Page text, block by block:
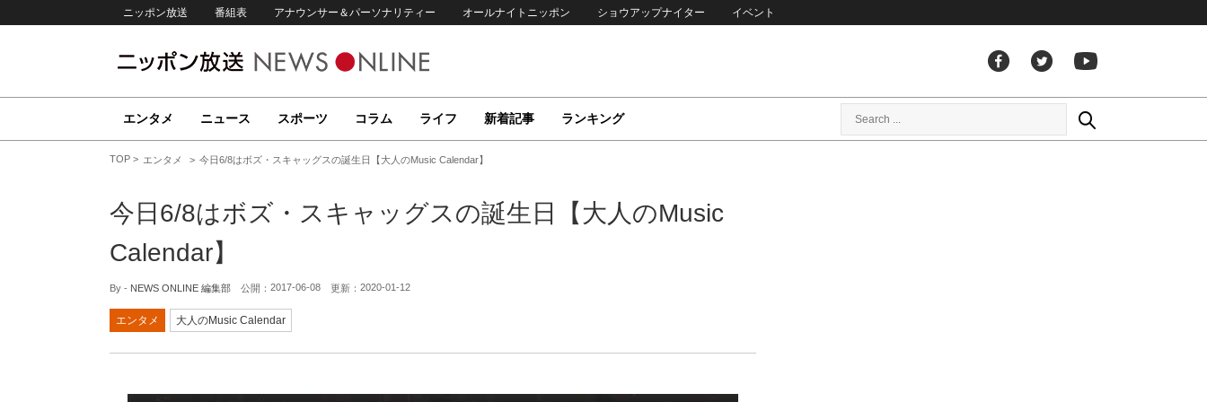
ニッポン放送 番組表 アナウンサー＆パーソナリティー オールナイトニッポン ショウアップナイター イベント
エンタメ ニュース スポーツ コラム ライフ 新着記事 ランキング
TOP エンタメ 今日6/8はボズ・スキャッグスの誕生日【大人のMusic Calendar】
今日6/8はボズ・スキャッグスの誕生日【大人のMusic
Calendar】
By - NEWS ONLINE 編集部 公開： 2017-06-08 更新： 2020-01-12
エンタメ 大人のMusic Calendar